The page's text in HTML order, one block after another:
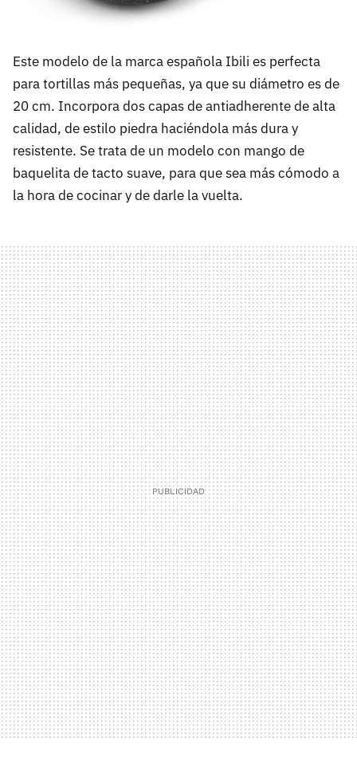
Este modelo de la marca española Ibili es perfecta
para tortillas más pequeñas, ya que su diámetro es de
20 cm. Incorpora dos capas de antiadherente de alta
calidad, de estilo piedra haciéndola más dura y
resistente. Se trata de un modelo con mango de
baquelita de tacto suave, para que sea más cómodo a
la hora de cocinar y de darle la vuelta.